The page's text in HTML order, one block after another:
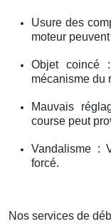
Usure des
moteur
Objet coincé
mécanisme du
Mauvais
course peut
Vandalisme :
forcé.
Nos services de